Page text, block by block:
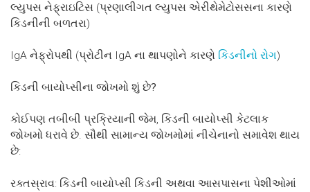
લ્યુપસ નેફ્રાઇટિસ (પ્રણાલીગત લ્યુપસ એરીથેમેટોસસના કારણે
કિડનીની બળતરા)
IgA નેફ્રોપથી (પ્રોટીન IgA ના થાપણોને કારણે કિડનીનો રોગ)
કિડની બાયોપ્સીના જોખમો શું છે?
કોઈપણ તબીબી પ્રક્રિયાની જેમ, કિડની બાયોપ્સી કેટલાક
જોખમો ધરાવે છે. સૌથી સામાન્ય જોખમોમાં નીચેનાનો સમાવેશ થાય
છે:
રક્તસ્રાવ: કિડની બાયોપ્સી કિડની અથવા આસપાસના પેશીઓમાં